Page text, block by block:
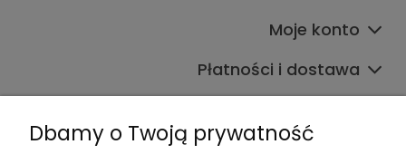
Moje konto
Płatności i dostawa
Dbamy o Twoją prywatność